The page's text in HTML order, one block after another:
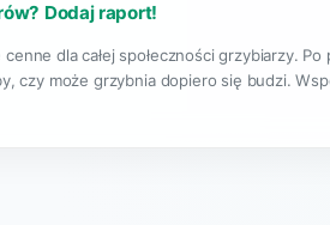
Dodaj raport!
dla całej społeczności grzybiarzy.
czy może grzybnia dopiero się budzi.